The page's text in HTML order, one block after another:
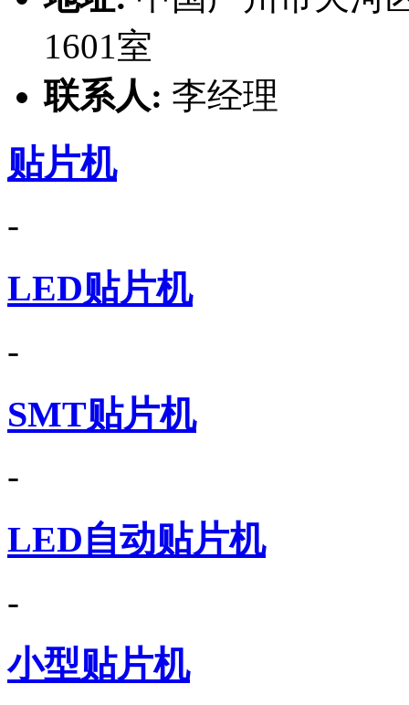
1601室
联系人: 李经理
贴片机
-
LED贴片机
-
SMT贴片机
-
LED自动贴片机
-
小型贴片机